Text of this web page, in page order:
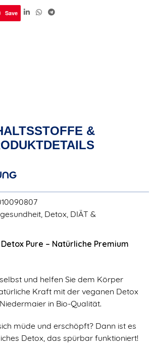
Save
&
, Detox, DIÄT &
Pure – Natürliche Premium
und helfen Sie dem Körper
Kraft mit der veganen Detox
in Bio-Qualität.
müde und erschöpft? Dann ist es
Detox, das spürbar funktioniert!